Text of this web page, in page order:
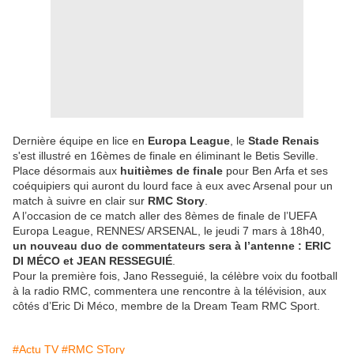
Dernière équipe en lice en Europa League , le Stade Renais
s'est illustré en 16èmes de finale en éliminant le Betis Seville.
Place désormais aux huitièmes de finale pour Ben Arfa et ses
coéquipiers qui auront du lourd face à eux avec Arsenal pour un
match à suivre en clair sur RMC Story
A l’occasion de ce match aller des 8èmes de finale de l’UEFA
Europa League, RENNES/ ARSENAL, le jeudi 7 mars à 18h40,
un nouveau duo de commentateurs sera à l’antenne : ERIC
DI MÉCO et JEAN RESSEGUIÉ
Pour la première fois, Jano Resseguié, la célèbre voix du football
à la radio RMC, commentera une rencontre à la télévision, aux
côtés d’Eric Di Méco, membre de la Dream Team RMC Sport.
#Actu TV #RMC STory